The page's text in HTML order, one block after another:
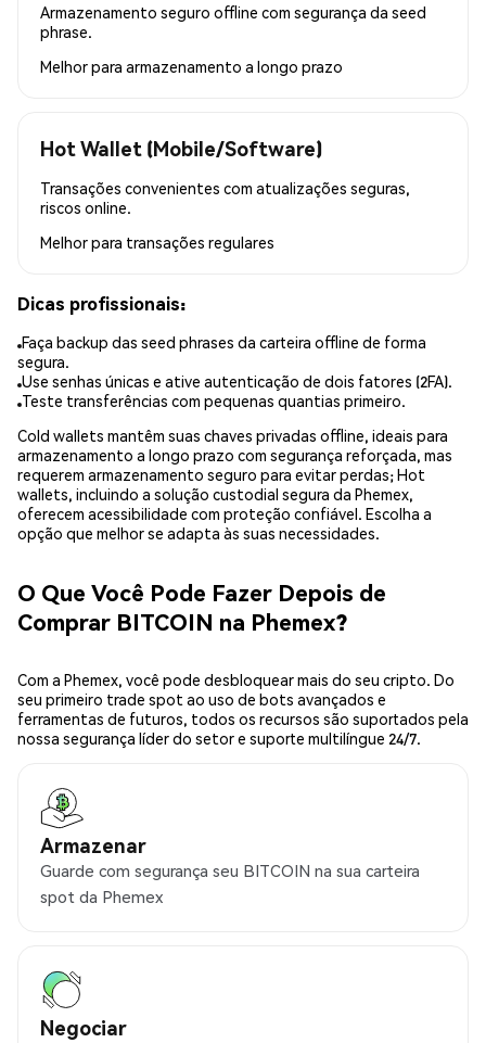
Armazenamento seguro offline com segurança da seed
phrase.
Melhor para armazenamento a longo prazo
Hot Wallet (Mobile/Software)
Transações convenientes com atualizações seguras,
riscos online.
Melhor para transações regulares
Dicas profissionais:
Faça backup das seed phrases da carteira offline de forma
segura.
Use senhas únicas e ative autenticação de dois fatores (2FA).
Teste transferências com pequenas quantias primeiro.
Cold wallets mantêm suas chaves privadas offline, ideais para
armazenamento a longo prazo com segurança reforçada, mas
requerem armazenamento seguro para evitar perdas; Hot
wallets, incluindo a solução custodial segura da Phemex,
oferecem acessibilidade com proteção confiável. Escolha a
opção que melhor se adapta às suas necessidades.
O Que Você Pode Fazer Depois de
Comprar BITCOIN na Phemex?
Com a Phemex, você pode desbloquear mais do seu cripto. Do
seu primeiro trade spot ao uso de bots avançados e
ferramentas de futuros, todos os recursos são suportados pela
nossa segurança líder do setor e suporte multilíngue 24/7.
Armazenar
Guarde com segurança seu BITCOIN na sua carteira
spot da Phemex
Negociar